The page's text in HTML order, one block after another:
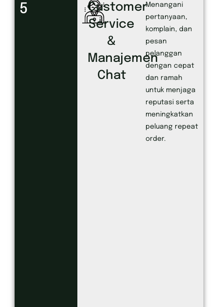
5
Customer
Service
&
Manajemen
Chat
Menangani
pertanyaan,
komplain, dan
pesan
pelanggan
dengan cepat
dan ramah
untuk menjaga
reputasi serta
meningkatkan
peluang repeat
order.